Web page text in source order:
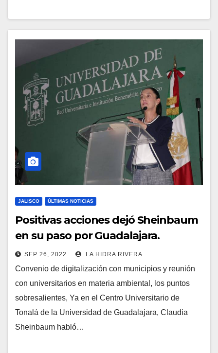
JALISCO ÚLTIMAS NOTICIAS
Positivas acciones dejó Sheinbaum
en su paso por Guadalajara.
SEP 26, 2022 LA HIDRA RIVERA
Convenio de digitalización con municipios y reunión
con universitarios en materia ambiental, los puntos
sobresalientes, Ya en el Centro Universitario de
Tonalá de la Universidad de Guadalajara, Claudia
Sheinbaum habló…